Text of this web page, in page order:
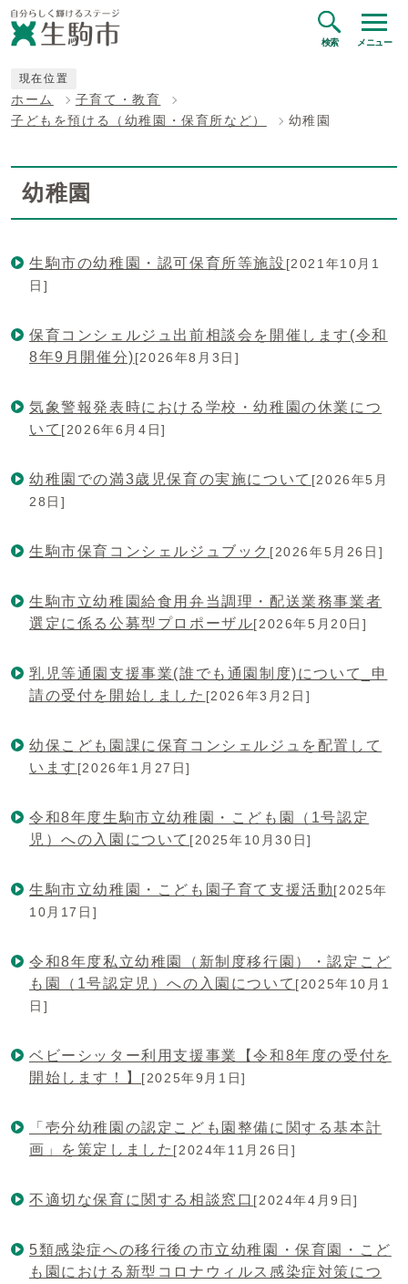
検索 メニュー
現在位置
ホーム
子育て・教育
子どもを預ける（幼稚園・保育所など）
幼稚園
幼稚園
生駒市の幼稚園・認可保育所等施設 [2021年10月1
日]
保育コンシェルジュ出前相談会を開催します(令和
8年9月開催分)[2026年8月3日]
気象警報発表時における学校・幼稚園の休業につ
いて [2026年6月4日]
幼稚園での満3歳児保育の実施について [2026年5月
28日]
生駒市保育コンシェルジュブック [2026年5月26日]
生駒市立幼稚園給食用弁当調理・配送業務事業者
選定に係る公募型プロポーザル[2026年5月20日]
乳児等通園支援事業(誰でも通園制度)について_申
請の受付を開始しました [2026年3月2日]
幼保こども園課に保育コンシェルジュを配置して
います [2026年1月27日]
令和8年度生駒市立幼稚園・こども園（1号認定
児）への入園について [2025年10月30日]
生駒市立幼稚園・こども園子育て支援活動[2025年
10月17日]
令和8年度私立幼稚園（新制度移行園）・認定こど
も園（1号認定児）への入園について [2025年10月1
日]
ベビーシッター利用支援事業【令和8年度の受付を
開始します！】 [2025年9月1日]
「壱分幼稚園の認定こども園整備に関する基本計
画」を策定しました [2024年11月26日]
不適切な保育に関する相談窓口 [2024年4月9日]
5類感染症への移行後の市立幼稚園・保育園・こど
も園における新型コロナウィルス感染症対策につ